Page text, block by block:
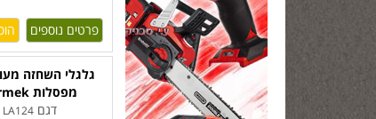
פרטים נוספים
גלגלי השחזה
מפסלות Tormek
דגםLA124